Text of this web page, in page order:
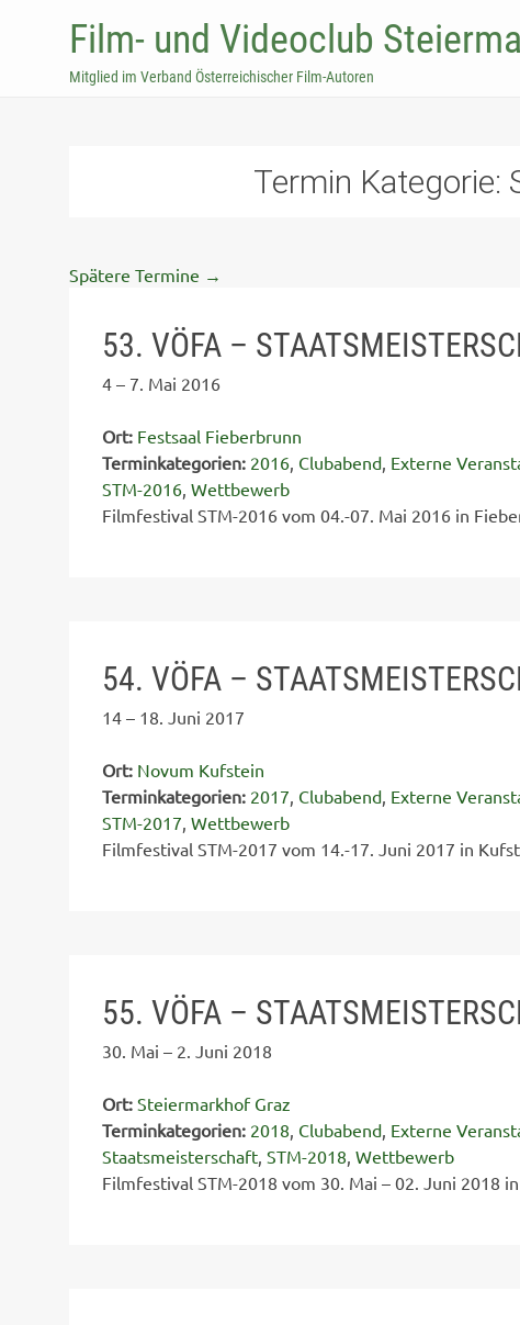
Film- und Videoclub
Mitglied im Verband Österreichischer Film-Autoren
Termin Kategorie:
Spätere Termine →
53. VÖFA –
4 – 7. Mai 2016
Ort: Festsaal Fieberbrunn
Terminkategorien: 2016, Clubabend, Externe
STM-2016, Wettbewerb
Filmfestival STM-2016 vom 04.-07. Mai 2016 in
54. VÖFA –
14 – 18. Juni 2017
Ort: Novum Kufstein
Terminkategorien: 2017, Clubabend, Externe
STM-2017, Wettbewerb
Filmfestival STM-2017 vom 14.-17. Juni 2017 in
55. VÖFA –
30. Mai – 2. Juni 2018
Ort: Steiermarkhof Graz
Terminkategorien: 2018, Clubabend, Externe
Staatsmeisterschaft, STM-2018, Wettbewerb
Filmfestival STM-2018 vom 30. Mai – 02. Juni 2018